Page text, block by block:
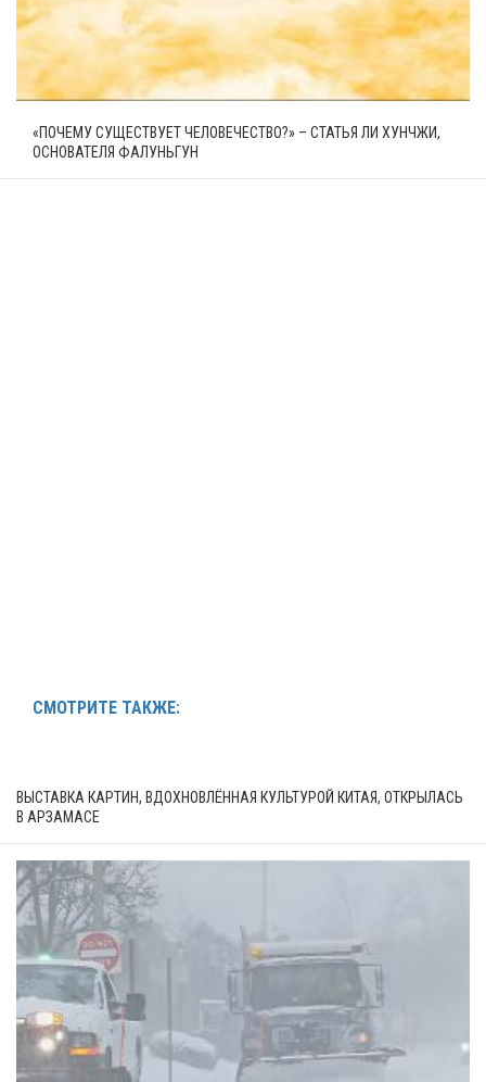
«ПОЧЕМУ СУЩЕСТВУЕТ ЧЕЛОВЕЧЕСТВО?» – СТАТЬЯ ЛИ ХУНЧЖИ,
ОСНОВАТЕЛЯ ФАЛУНЬГУН
СМОТРИТЕ ТАКЖЕ:
ВЫСТАВКА КАРТИН, ВДОХНОВЛЁННАЯ КУЛЬТУРОЙ КИТАЯ, ОТКРЫЛАСЬ
В АРЗАМАСЕ